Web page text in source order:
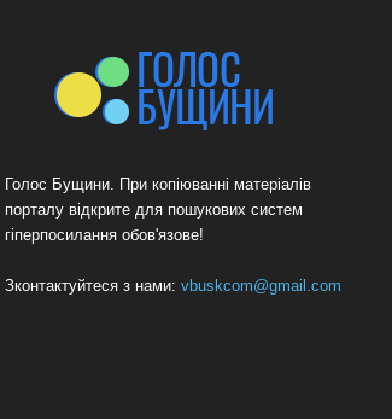
Голос Бущини. При копіюванні матеріалів
порталу відкрите для пошукових систем
гіперпосилання обов'язове!
Зконтактуйтеся з нами: vbuskcom@gmail.com